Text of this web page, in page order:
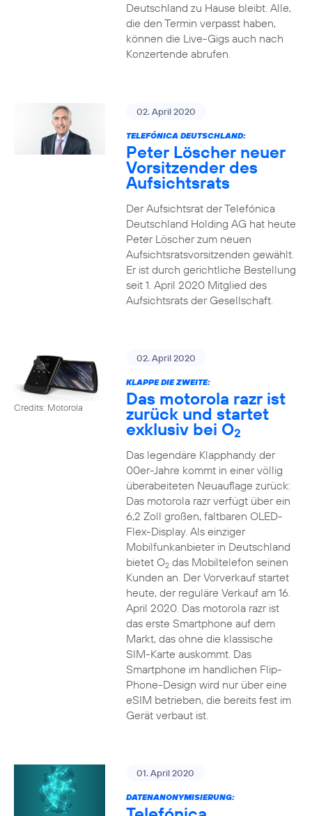
Deutschland zu Hause bleibt. Alle,
die den Termin verpasst haben,
können die Live-Gigs auch nach
Konzertende abrufen.
02. April 2020
TELEFÓNICA DEUTSCHLAND:
Peter Löscher neuer
Vorsitzender des
Aufsichtsrats
Der Aufsichtsrat der Telefónica
Deutschland Holding AG hat heute
Peter Löscher zum neuen
Aufsichtsratsvorsitzenden gewählt.
Er ist durch gerichtliche Bestellung
seit 1. April 2020 Mitglied des
Aufsichtsrats der Gesellschaft.
Credits: Motorola
02. April 2020
KLAPPE DIE ZWEITE:
Das motorola razr ist
zurück und startet
exklusiv bei O2
Das legendäre Klapphandy der
00er-Jahre kommt in einer völlig
überabeiteten Neuauflage zurück:
Das motorola razr verfügt über ein
6,2 Zoll großen, faltbaren OLED-
Flex-Display. Als einziger
Mobilfunkanbieter in Deutschland
bietet O2das Mobiltelefon seinen
Kunden an. Der Vorverkauf startet
heute, der reguläre Verkauf am 16.
April 2020. Das motorola razr ist
das erste Smartphone auf dem
Markt, das ohne die klassische
SIM-Karte auskommt. Das
Smartphone im handlichen Flip-
Phone-Design wird nur über eine
eSIM betrieben, die bereits fest im
Gerät verbaut ist.
01. April 2020
DATENANONYMISIERUNG: